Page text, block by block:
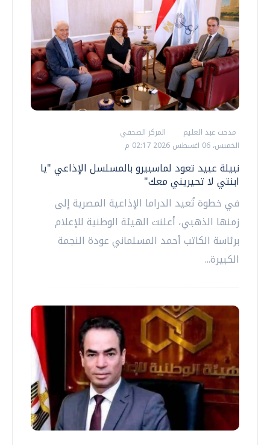
مدحت عبد العليم
المركز الصحفي
الخميس، 06 اغسطس 2026 02:17 م
نبيلة عبيد تعود لماسبيرو بالمسلسل الإذاعي "يا
ابنتي لا تحيريني معك"
في خطوة تُعيد الدراما الإذاعية المصرية إلى
زمنها الذهبي، أعلنت الهيئة الوطنية للإعلام
برئاسة الكاتب أحمد المسلماني عودة النجمة
الكبيرة...